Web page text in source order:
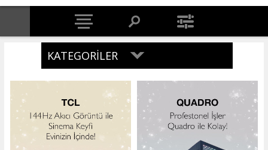
KATEGORILER